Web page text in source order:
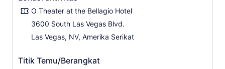
O Theater at the Bellagio Hotel
3600 South Las Vegas Blvd.
Las Vegas, NV, Amerika Serikat
Titik Temu/Berangkat